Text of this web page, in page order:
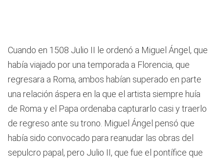
Cuando en 1508 Julio II le ordenó a Miguel Ángel, que
había viajado por una temporada a Florencia, que
regresara a Roma, ambos habían superado en parte
una relación áspera en la que el artista siempre huía
de Roma y el Papa ordenaba capturarlo casi y traerlo
de regreso ante su trono. Miguel Ángel pensó que
había sido convocado para reanudar las obras del
sepulcro papal, pero Julio II, que fue el pontífice que